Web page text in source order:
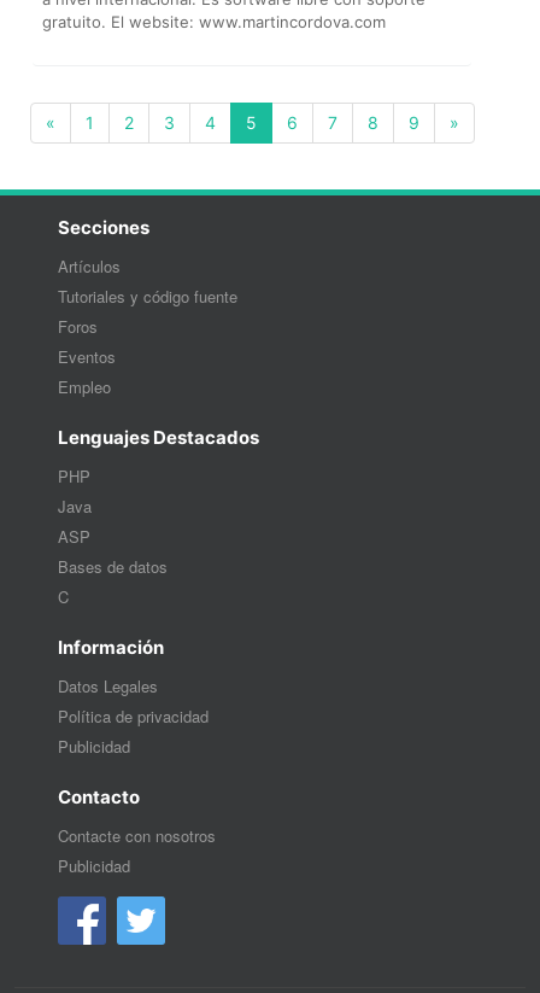
gratuito. El website: www.martincordova.com
« 1 2 3 4 5(current)
6 7 8 9 »
Secciones
Artículos
Tutoriales y código fuente
Foros
Eventos
Empleo
Lenguajes Destacados
PHP
Java
ASP
Bases de datos
C
Información
Datos Legales
Política de privacidad
Publicidad
Contacto
Contacte con nosotros
Publicidad